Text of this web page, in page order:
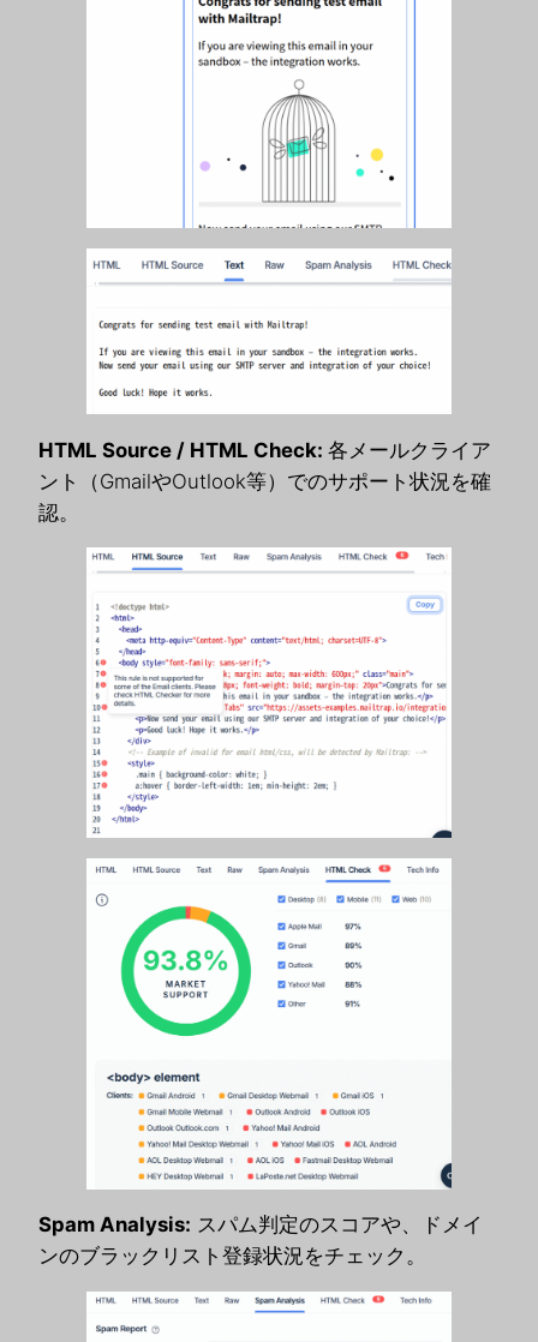
HTML Source / HTML Check: 各メールクライア
ント（GmailやOutlook等）でのサポート状況を確
認。
Spam Analysis: スパム判定のスコアや、ドメイ
ンのブラックリスト登録状況をチェック。